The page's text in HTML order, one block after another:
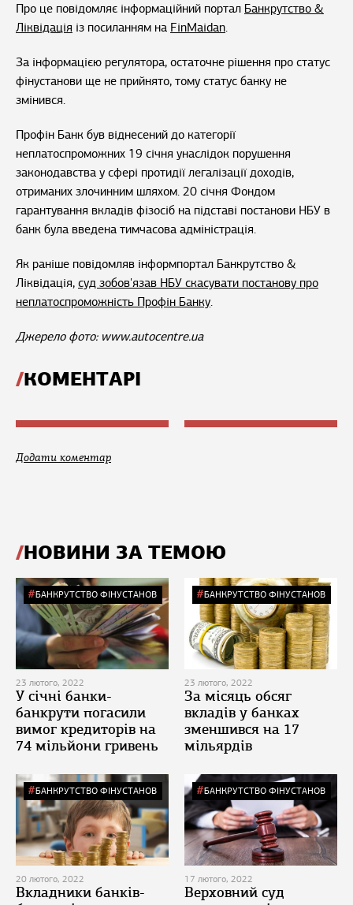
Про це повідомляє інформаційний портал Банкрутство &
Ліквідація із посиланням на FinMaidan.
За інформацією регулятора, остаточне рішення про статус
фінустанови ще не прийнято, тому статус банку не
змінився.
Профін Банк був віднесений до категорії
неплатоспроможних 19 січня унаслідок порушення
законодавства у сфері протидії легалізації доходів,
отриманих злочинним шляхом. 20 січня Фондом
гарантування вкладів фізосіб на підставі постанови НБУ в
банк була введена тимчасова адміністрація.
Як раніше повідомляв інформпортал Банкрутство &
Ліквідація, суд зобов'язав НБУ скасувати постанову про
неплатоспроможність Профін Банку.
Джерело фото: www.autocentre.ua
КОМЕНТАРІ
Додати коментар
НОВИНИ ЗА ТЕМОЮ
БАНКРУТСТВО ФІНУСТАНОВ
23 лютого, 2022
У січні банки-
банкрути погасили
вимог кредиторів на
74 мільйони гривень
БАНКРУТСТВО ФІНУСТАНОВ
23 лютого, 2022
За місяць обсяг
вкладів у банках
зменшився на 17
мільярдів
БАНКРУТСТВО ФІНУСТАНОВ
20 лютого, 2022
Вкладники банків-
БАНКРУТСТВО ФІНУСТАНОВ
17 лютого, 2022
Верховний суд